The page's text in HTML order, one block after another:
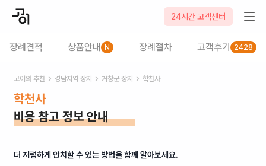
24시간 고객센터
장례견적 상품안내 N 장례절차 고객후기 2428
고이의 추천 경남지역 장지 거창군 장지 학천사
학천사
비용 참고 정보 안내
더 저렴하게 안치할 수 있는 방법을 함께 알아보세요.